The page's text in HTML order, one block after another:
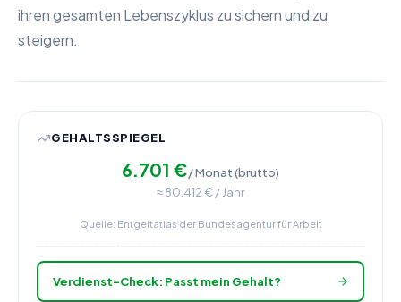
ihren gesamten Lebenszyklus zu sichern und zu
steigern.
GEHALTSSPIEGEL
6.701 €/ Monat (brutto)
≈80.412€ / Jahr
Quelle: Entgeltatlas der Bundesagentur für Arbeit
Verdienst-Check: Passt mein Gehalt?